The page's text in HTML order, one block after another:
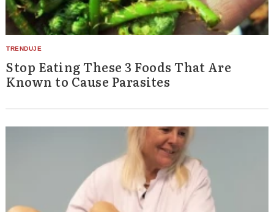
Stop Eating These 3 Foods That Are
Known to Cause Parasites